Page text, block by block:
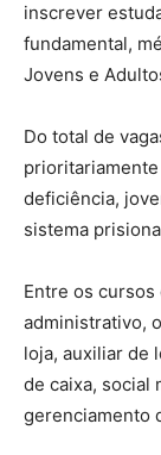
inscrever
fundamental,
Jovens e
Do total de
deficiência,
sistema
Entre os
administrativo,
loja, auxiliar de
de caixa, social
gerenciamento